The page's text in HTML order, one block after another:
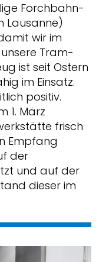
Forchbahn-
Lausanne)
wir im
Tram-
ist seit Ostern
im Einsatz.
positiv.
1. März
frisch
Empfang
der
und auf der
dieser im